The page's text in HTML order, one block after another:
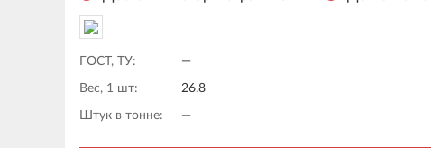
ГОСТ, ТУ: —
Вес, 1 шт: 26.8
Штук в тонне: —